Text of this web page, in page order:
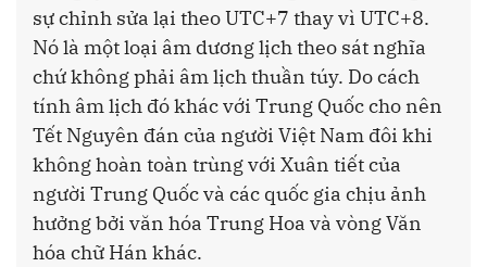
sự chỉnh sửa lại theo UTC+7 thay vì UTC+8.
Nó là một loại âm dương lịch theo sát nghĩa
chứ không phải âm lịch thuần túy. Do cách
tính âm lịch đó khác với Trung Quốc cho nên
Tết Nguyên đán của người Việt Nam đôi khi
không hoàn toàn trùng với Xuân tiết của
người Trung Quốc và các quốc gia chịu ảnh
hưởng bởi văn hóa Trung Hoa và vòng Văn
hóa chữ Hán khác.